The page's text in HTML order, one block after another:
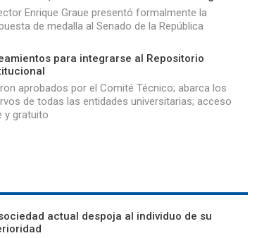
Enrique Graue presentó formalmente la
de medalla al Senado de la República
para integrarse al Repositorio
aprobados por el Comité Técnico; abarca los
de todas las entidades universitarias; acceso
y gratuito
actual despoja al individuo de su